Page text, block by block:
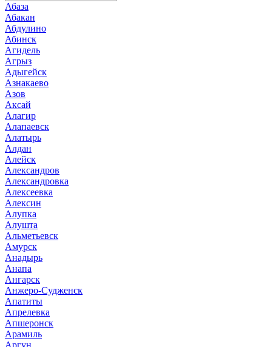
Абаза
Абакан
Абдулино
Абинск
Агидель
Агрыз
Адыгейск
Азнакаево
Азов
Аксай
Алагир
Алапаевск
Алатырь
Алдан
Алейск
Александров
Александровка
Алексеевка
Алексин
Алупка
Алушта
Альметьевск
Амурск
Анадырь
Анапа
Ангарск
Анжеро-Судженск
Апатиты
Апрелевка
Апшеронск
Арамиль
Аргун